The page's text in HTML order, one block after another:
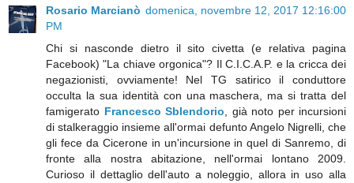
Rosario Marcianò domenica, novembre 12, 2017 12:16:00
PM
Chi si nasconde dietro il sito civetta (e relativa pagina
Facebook) "La chiave orgonica"? Il C.I.C.A.P. e la cricca dei
negazionisti, ovviamente! Nel TG satirico il conduttore
occulta la sua identità con una maschera, ma si tratta del
famigerato Francesco Sblendorio, già noto per incursioni
di stalkeraggio insieme all'ormai defunto Angelo Nigrelli, che
gli fece da Cicerone in un'incursione in quel di Sanremo, di
fronte alla nostra abitazione, nell'ormai lontano 2009.
Curioso il dettaglio dell'auto a noleggio, allora in uso alla